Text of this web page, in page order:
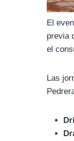
El
previa
el
Las